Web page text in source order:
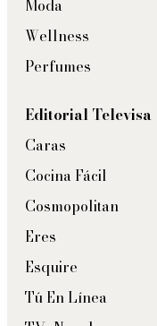
Moda
Wellness
Perfumes
Editorial Televisa
Caras
Cocina Fácil
Cosmopolitan
Eres
Esquire
Tú En Línea